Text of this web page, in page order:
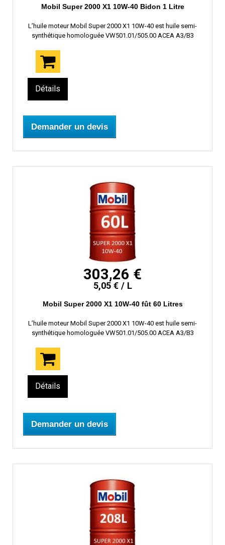
Mobil Super 2000 X1 10W-40 Bidon 1 Litre
L’huile moteur Mobil Super 2000 X1 10W-40 est huile semi-
synthétique homologuée VW501.01/505.00 ACEA A3/B3
Détails
Demander un devis
303,26 €
5,05 € / L
Mobil Super 2000 X1 10W-40 fût 60 Litres
L’huile moteur Mobil Super 2000 X1 10W-40 est huile semi-
synthétique homologuée VW501.01/505.00 ACEA A3/B3
Détails
Demander un devis